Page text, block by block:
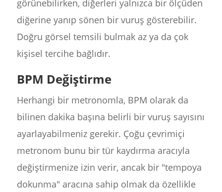
görünebilirken, diğerleri yalnızca bir ölçüden
diğerine yanıp sönen bir vuruş gösterebilir.
Doğru görsel temsili bulmak az ya da çok
kişisel tercihe bağlıdır.
BPM Değiştirme
Herhangi bir metronomla, BPM olarak da
bilinen dakika başına belirli bir vuruş sayısını
ayarlayabilmeniz gerekir. Çoğu çevrimiçi
metronom bunu bir tür kaydırma aracıyla
değiştirmenize izin verir, ancak bir "tempoya
dokunma" aracına sahip olmak da özellikle